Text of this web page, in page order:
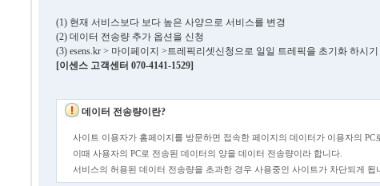
(1) 현재 서비스보다 보다 높은 사양으로 서비스를 변경
(2) 데이터 전송량 추가 옵션을 신청
(3) esens.kr > 마이페이지 >트레픽리셋신청으로 일일 트레픽을 초기화 하시
[이센스 고객센터 070-4141-1529]
데이터 전송량이란?
사이트 이용자가 홈페이지를 방문하면 접속한 페이지의 데이터가 이용자의 PC
이때 사용자의 PC로 전송된 데이터의 양을 데이터 전송량이라 합니다.
서비스의 허용된 데이터 전송량을 초과한 경우 사용중인 사이트가 차단되게 됩